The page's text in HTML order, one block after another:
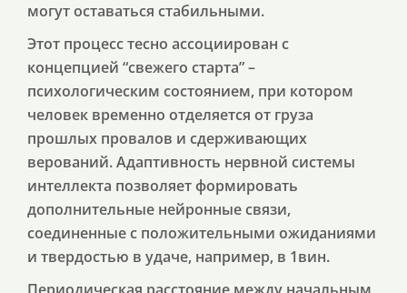
могут оставаться стабильными.
Этот процесс тесно ассоциирован с
концепцией “свежего старта” –
психологическим состоянием, при котором
человек временно отделяется от груза
прошлых провалов и сдерживающих
верований. Адаптивность нервной системы
интеллекта позволяет формировать
дополнительные нейронные связи,
соединенные с положительными ожиданиями
и твердостью в удаче, например, в 1вин.